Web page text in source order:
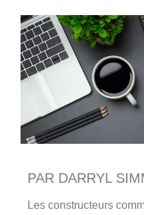
PAR DARRYL
Les constructeurs